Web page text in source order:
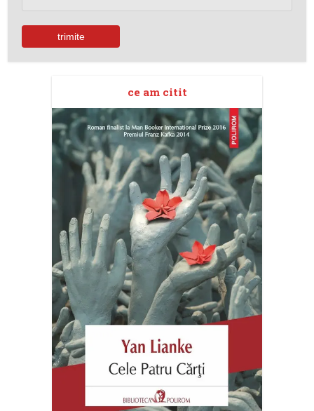
ce am citit